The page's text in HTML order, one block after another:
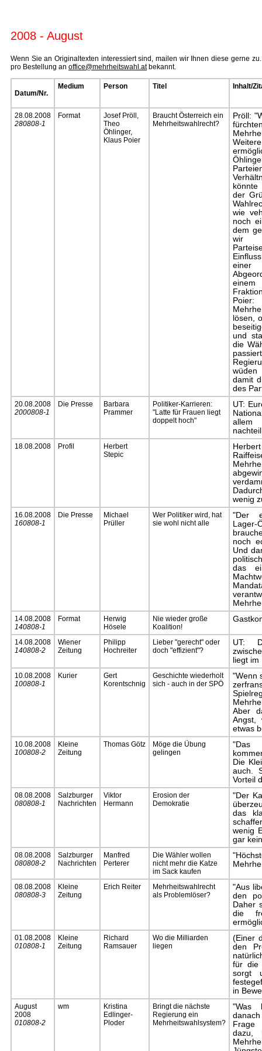
2008 - August
Wenn Sie an Originaltexten interessiert sind, mailen wir Ihnen diese gerne
pro Bestellung an office@mehrheitswahl.atbekannt.
Datum/Nr.
Medium Person Titel Inhalt/
28.08.2008
280808-1
Format
Josef Pröll,
Theo
Öhlinger,
Klaus Poier
Braucht Österreich ein
Mehrheitswahlrecht?
Pröll:
der
wie
noch
dem
wir
einer
Poier:
lösen,
und
die
wüden
damit
des
20.08.2008
2000808-1
Die Presse
Barbara
Prammer
Politiker-Karrieren:
"Latte für Frauen liegt
doppelt hoch"
UT:
allem
18.08.2008 Profil
Herbert
Stepic
wenig
16.08.2008
160808-1
Die Presse
Michael
Prüller
Wer Politiker wird, hat
sie wohl nicht alle
"Der
noch
Und
das
14.08.2008
140808-1
Format
Herwig
Hösele
Nie wieder große
Koalition!
14.08.2008
140808-2
Wiener
Zeitung
Philipp
Hochreiter
Lieber "gerecht" oder
doch "effizient"?
UT:
liegt
10.08.2008
100808-1
Kurier
Gert
Korentschnig
Geschichte wiederholt
sich - auch in der SPÖ
"Wenn
Aber
Angst,
etwas
10.08.2008
100808-2
Kleine
Zeitung
Thomas Götz
Möge die Übung
gelingen
"Das
Die
auch.
Vorteil
08.08.2008
080808-1
Salzburger
Nachrichten
Viktor
Hermann
Erosion der
Demokratie
"Der
das
wenig
gar
08.08.2008
080808-2
Salzburger
Nachrichten
Manfred
Perterer
Die Wähler wollen
nicht mehr die Katze
im Sack kaufen
08.08.2008
080808-3
Kleine
Zeitung
Erich Reiter
Mehrheitswahlrecht
als Problemlöser?
"Aus
den
Daher
die
01.08.2008
010808-1
Kleine
Zeitung
Richard
Ramsauer
Wo die Milliarden
liegen
(Einer
den
für die
sorgt
in
August
2008
010808-2
wm
Kristina
Edlinger-
Ploder
Bringt die nächste
Regierung ein
Mehrheitswahlsystem?
"Was
Frage
dazu,